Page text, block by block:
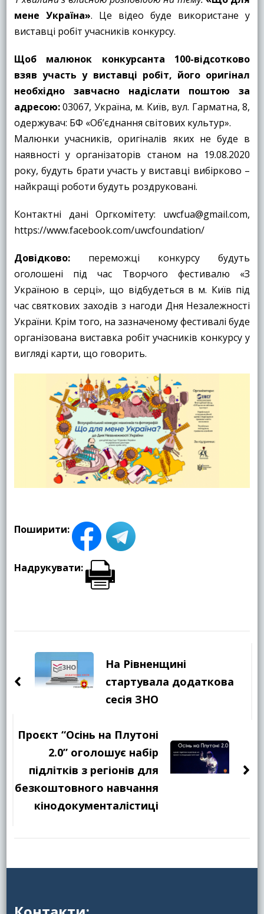
мене Україна». Це відео буде використане у
виставці робіт учасників конкурсу.
Щоб малюнок конкурсанта 100-відсотково
взяв участь у виставці робіт, його оригінал
необхідно завчасно надіслати поштою за
адресою:03067, Україна, м. Київ, вул. Гарматна, 8,
одержувач: БФ «Об’єднання світових культур».
Малюнки учасників, оригіналів яких не буде в
наявності у організаторів станом на 19.08.2020
року, будуть брати участь у виставці вибірково –
найкращі роботи будуть роздруковані.
Контактні дані Оргкомітету: uwcfua@gmail.com,
https://www.facebook.com/uwcfoundation/
Довідково:переможці конкурсу будуть
оголошені під час Творчого фестивалю «З
Україною в серці», що відбудеться в м. Київ під
час святкових заходів з нагоди Дня Незалежності
України. Крім того, на зазначеному фестивалі буде
організована виставка робіт учасників конкурсу у
вигляді карти, що говорить.
Поширити:
Надрукувати:
по
запису
На Рівненщині
стартувала додаткова
сесія ЗНО
Проєкт “Осінь на Плутоні
2.0” оголошує набір
підлітків з регіонів для
безкоштовного навчання
кінодокументалістиці